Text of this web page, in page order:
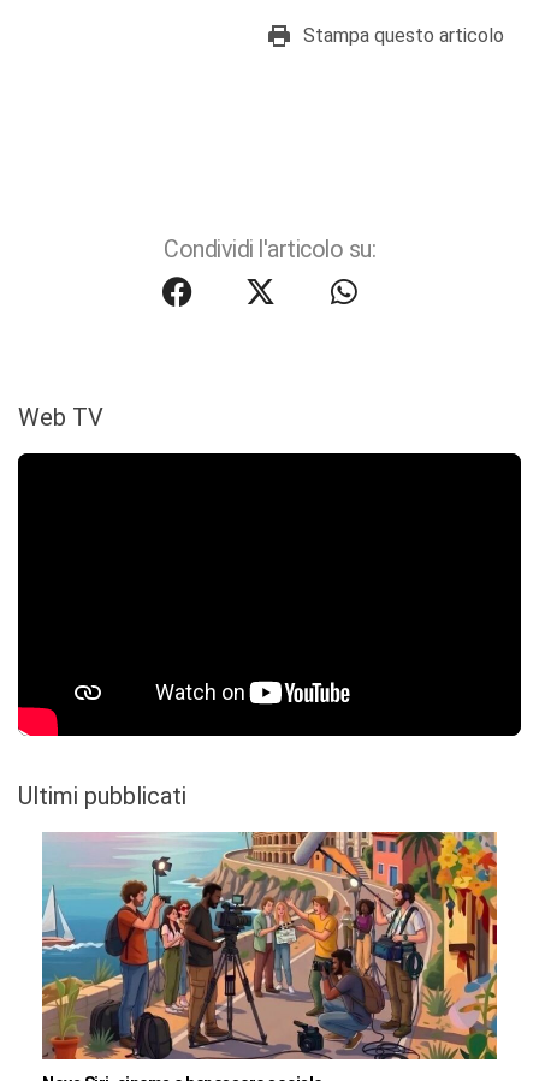
Stampa questo articolo
Condividi l'articolo su:
Web TV
Ultimi pubblicati